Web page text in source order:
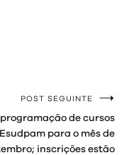
POST SEGUINTE
de cursos
para o mês de
inscrições estão